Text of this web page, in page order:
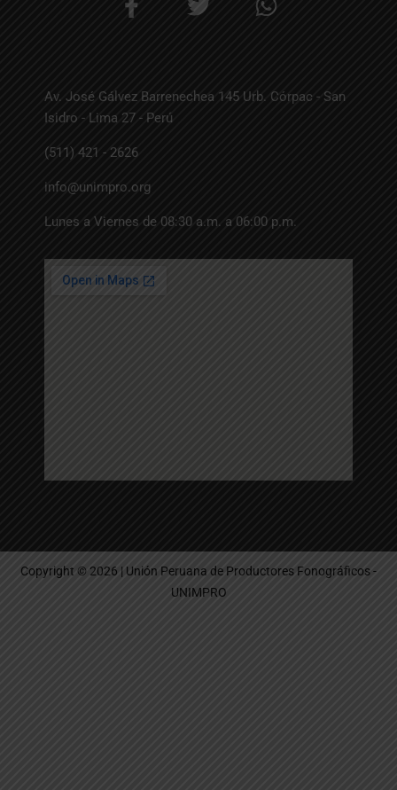
a
b
o
k
-
w
t
h
s
Av. José Gálvez Barrenechea 145 Urb. Córpac - San
Isidro - Lima 27 - Perú
(511) 421 - 2626
info@unimpro.org
Lunes a Viernes de 08:30 a.m. a 06:00 p.m.
Copyright © 2026 | Unión Peruana de Productores Fonográficos -
UNIMPRO